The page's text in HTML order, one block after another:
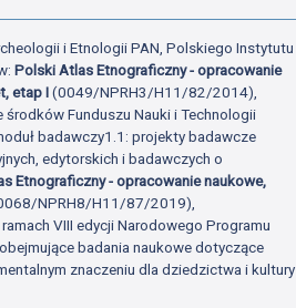
i Etnologii PAN, Polskiego Instytutu
Polski Atlas Etnograficzny - opracowanie
etap I(0049/NPRH3/H11/82/2014),
Funduszu Nauki i Technologii
badawczy1.1: projekty badawcze
edytorskich i badawczych o
Etnograficzny - opracowanie naukowe,
NPRH8/H11/87/2019),
VIII edycji Narodowego Programu
badania naukowe dotyczące
znaczeniu dla dziedzictwa i kultury